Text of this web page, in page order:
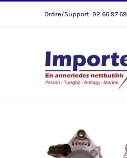
Ordre/Support: 92 66 97 69